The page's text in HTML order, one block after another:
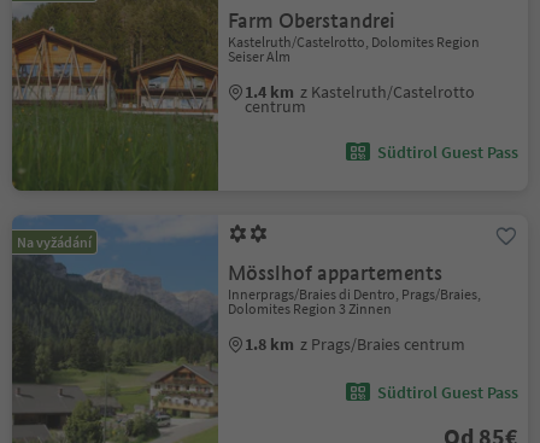
Farm Oberstandrei
Kastelruth/Castelrotto, Dolomites Region
Seiser Alm
1.4 km z Kastelruth/Castelrotto
centrum
Südtirol Guest Pass
Na vyžádání
Mösslhof appartements
Innerprags/Braies di Dentro, Prags/Braies,
Dolomites Region 3 Zinnen
1.8 km z Prags/Braies centrum
Südtirol Guest Pass
Od 85€